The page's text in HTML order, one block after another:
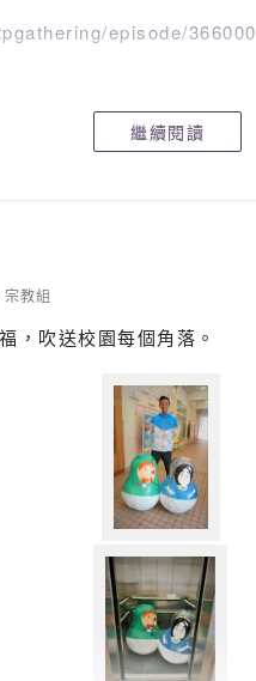
episode/366000
報道學界最新動態！〞
繼續閱讀
宗教組
，吹送校園每個角落。